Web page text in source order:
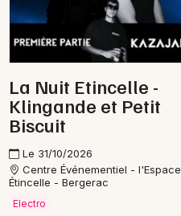
Je m'abonne
La Nuit Etincelle -
Klingande et Petit
Biscuit
Le 31/10/2026
Centre Événementiel - l'Espace
Étincelle - Bergerac
Electro